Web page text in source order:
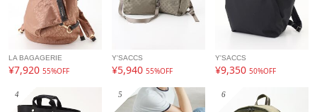
LA BAGAGERIE
¥7,920 55%OFF
Y'SACCS
¥5,94055%OFF
Y'SACCS
¥9,35050%OFF
4 5 6